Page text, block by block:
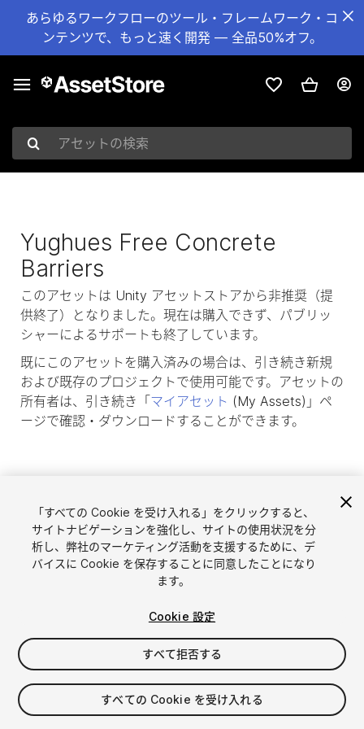
あらゆるワークフローのツール・フレームワーク・コ
ンテンツで、もっと速く開発 — 全品50%オフ。
アセットの検索
Yughues Free Concrete
Barriers
このアセットは Unity アセットストアから非推奨（提
供終了）となりました。現在は購入できず、パブリッ
シャーによるサポートも終了しています。
既にこのアセットを購入済みの場合は、引き続き新規
および既存のプロジェクトで使用可能です。アセットの
所有者は、引き続き「 マイアセット (My Assets)」ペ
ージで確認・ダウンロードすることができます。
English
简体中文
한국어
日本語
アセットを販売
販売審査ガイドライン
Asset Store Tools
パブリッシャー管理画面
「すべての Cookie を受け入れる」をクリックすると、
サイトナビゲーションを強化し、サイトの使用状況を分
析し、弊社のマーケティング活動を支援するために、デ
バイスに Cookie を保存することに同意したことになり
ます。
Cookie 設定
すべて拒否する
すべての Cookie を受け入れる